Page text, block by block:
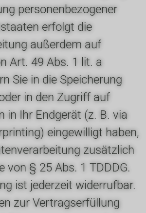
personenbezogener
erfolgt die
außerdem auf
Art. 49 Abs. 1 lit. a
Sie in die Speicherung
in den Zugriff auf
in Ihr Endgerät (z. B. via
eingewilligt haben,
zusätzlich
von § 25 Abs. 1 TDDDG.
ist jederzeit widerrufbar.
zur Vertragserfüllung